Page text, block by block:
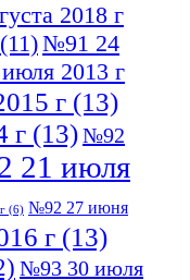
2018 г
(11)№91 24
2013 г
г (13)
г (13)№92
21 июля
(6) №92 27 июня
г (13)
№93 30 июля